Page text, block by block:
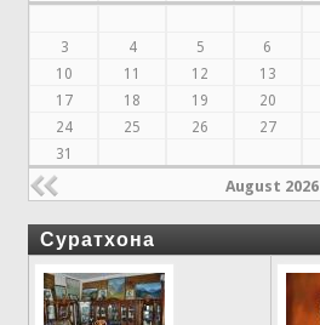
3
4 5 6
10
11 12 13
17
18 19 20
24
25 26 27
31
August 2026
Суратхона